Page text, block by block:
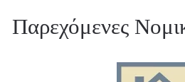
Παρεχόμενες